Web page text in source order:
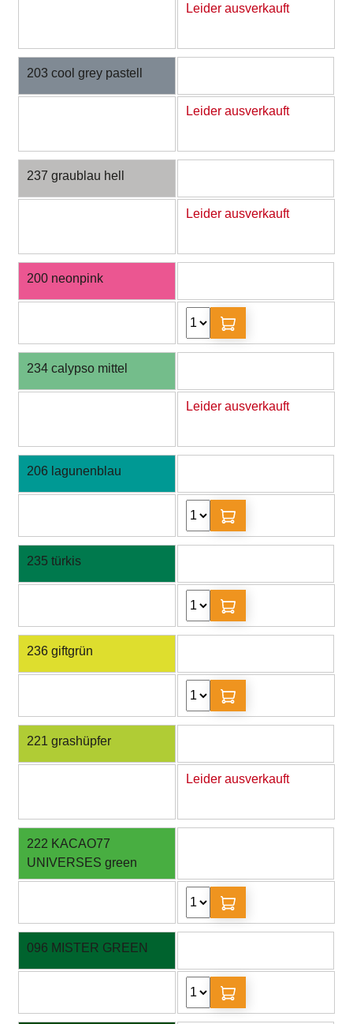
Leider ausverkauft
203 cool grey pastell
Leider ausverkauft
237 graublau hell
Leider ausverkauft
200 neonpink
234 calypso mittel
Leider ausverkauft
206 lagunenblau
235 türkis
236 giftgrün
221 grashüpfer
Leider ausverkauft
222 KACAO77
UNIVERSES green
096 MISTER GREEN